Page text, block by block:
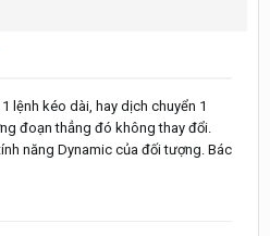
lệnh kéo dài, hay dịch chuyển 1
đoạn thẳng đó không thay đổi.
năng Dynamic của đối tượng. Bác